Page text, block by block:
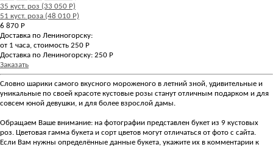
35 куст. роз (33 050 Р)
51 куст. роза (48 010 Р)
6 870 Р
Доставка по Лениногорску:
от 1 часа, стоимость 250 Р
Доставка по Лениногорску: 250 Р
Заказать
Словно шарики самого вкусного мороженого в летний зной, удивительные и
уникальные по своей красоте кустовые розы станут отличным подарком и для
совсем юной девушки, и для более взрослой дамы.
Обращаем Ваше внимание: на фотографии представлен букет из 9 кустовых
роз. Цветовая гамма букета и сорт цветов могут отличаться от фото с сайта.
Если Вам нужны определённые данные букета, укажите их в комментарии к